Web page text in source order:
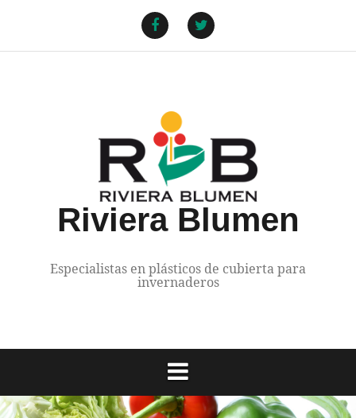
Riviera Blumen
Especialistas en plásticos de cubierta para
invernaderos